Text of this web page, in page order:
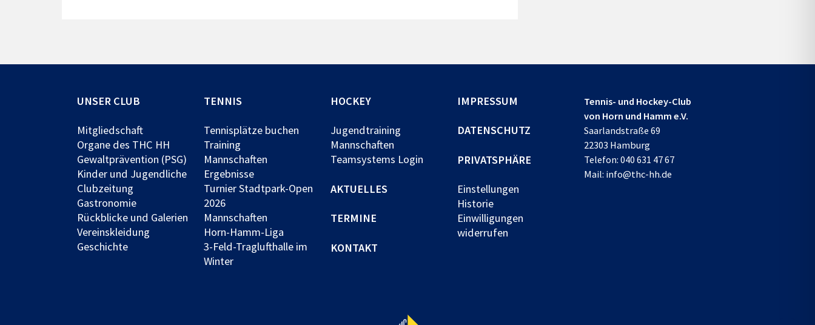
UNSER CLUB
Mitgliedschaft
Organe des THC HH
Gewaltprävention (PSG)
Kinder und Jugendliche
Clubzeitung
Gastronomie
Rückblicke und Galerien
Vereinskleidung
Geschichte
TENNIS
Tennisplätze buchen
Training
Mannschaften
Ergebnisse
Turnier Stadtpark-Open
2026
Mannschaften
Horn-Hamm-Liga
3-Feld-Traglufthalle im
Winter
HOCKEY
Jugendtraining
Mannschaften
Teamsystems Login
AKTUELLES
TERMINE
KONTAKT
IMPRESSUM
DATENSCHUTZ
PRIVATSPHÄRE
Einstellungen
Historie
Einwilligungen
widerrufen
Tennis- und Hockey-Club
von Horn und Hamm e.V.
Saarlandstraße 69
22303 Hamburg
Telefon:040 631 47 67
Mail: info@thc-hh.de